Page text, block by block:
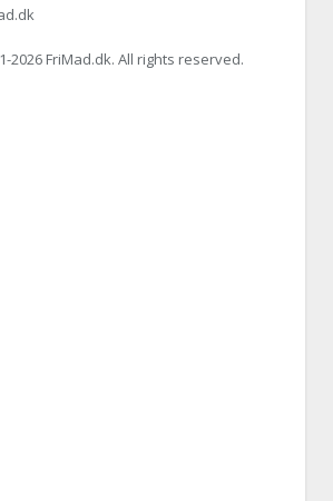
2026 FriMad.dk. All rights reserved.